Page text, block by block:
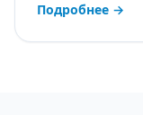
Подробнее →